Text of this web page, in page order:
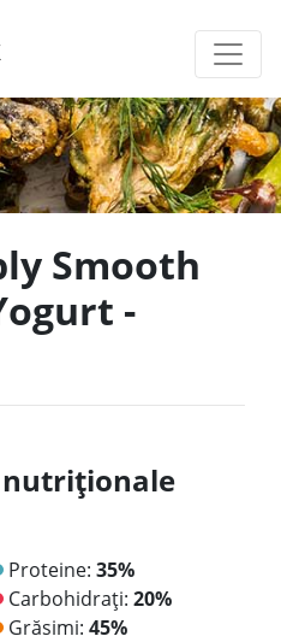
Smooth
-
Proteine: 35%
Carbohidrați: 20%
Grăsimi: 45%